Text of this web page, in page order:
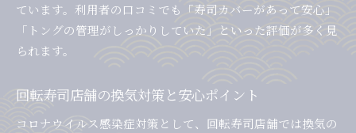
ています。利用者の口コミでも「寿司カバーがあって安心」
「トングの管理がしっかりしていた」といった評価が多く見
られます。
回転寿司店舗の換気対策と安心ポイント
コロナウイルス感染症対策として、回転寿司店舗では換気の